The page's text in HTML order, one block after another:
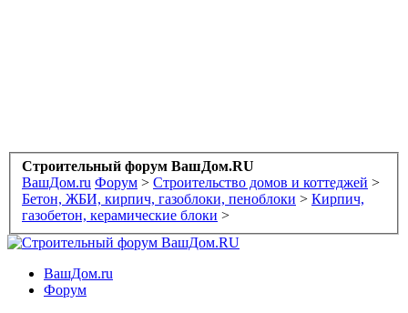
Строительный форум ВашДом.RU
ВашДом.ru Форум > Строительство домов и коттеджей >
Бетон, ЖБИ, кирпич, газоблоки, пеноблоки > Кирпич,
газобетон, керамические блоки >
ВашДом.ru
Форум